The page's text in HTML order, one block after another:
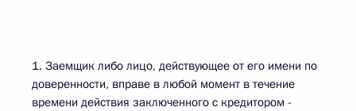
1. Заемщик либо лицо, действующее от его имени по
доверенности, вправе в любой момент в течение
времени действия заключенного с кредитором -